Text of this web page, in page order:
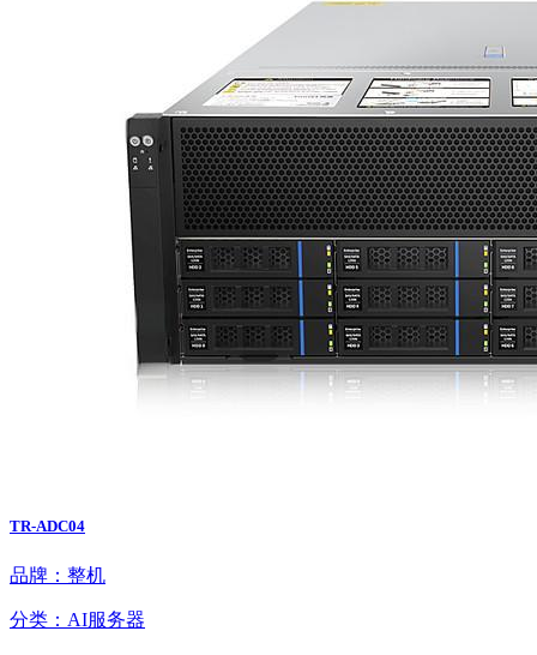
TR-ADC04
品牌：整机
分类：AI服务器